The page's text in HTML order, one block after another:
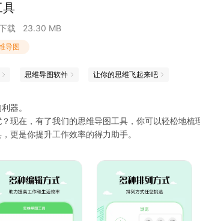
序等。一账号，多端应用同步使用，轻松实现在多
盖大中小学、考研考证等教育、职场、自我提升等
、主题及配色
具
载 23.30 MB
导图
思维导图软件 让你的思维飞起来吧
器。
现在，有了我们的思维导图工具，你可以轻松地梳
更是你提升工作效率的得力助手。
即可轻松制作出精美的导图。无论你需要做会议
需求。多场景应用，全面提升你的工作效率。
导图、树状图、组织架构图，还有鱼骨图等，任你挑